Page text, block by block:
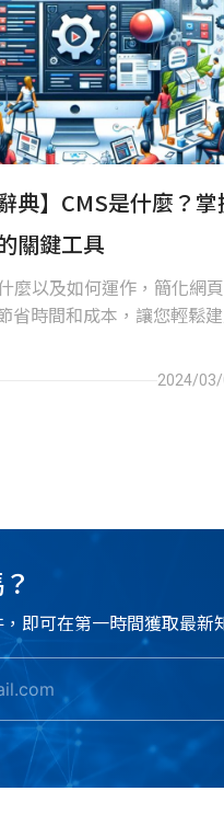
典】CMS是什麼？掌
關鍵工具
麼以及如何運作，簡化網頁
省時間和成本，讓您輕鬆
2024/03/
即可在第一時間獲取最新